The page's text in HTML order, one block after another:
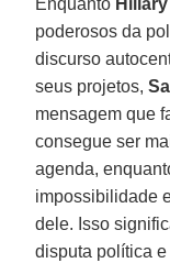
Enquanto Hillary
poderosos da
discurso
seus projetos,
mensagem que
consegue ser
agenda,
impossibilidade
dele. Isso
disputa política e